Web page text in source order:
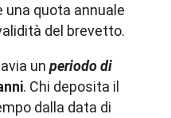
una quota annuale
del brevetto.
un periodo di
. Chi deposita il
dalla data di